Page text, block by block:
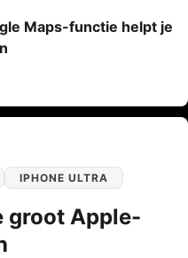
Maps-functie helpt je
IPHONE ULTRA
groot Apple-